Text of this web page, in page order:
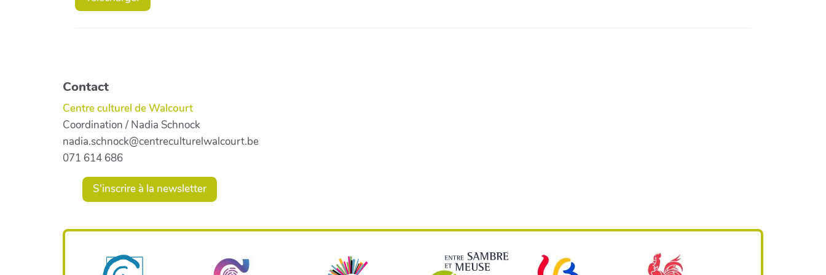
Contact
Centre culturel de Walcourt
Coordination / Nadia Schnock
nadia.schnock@centreculturelwalcourt.be
071 614 686
S'inscrire à la newsletter